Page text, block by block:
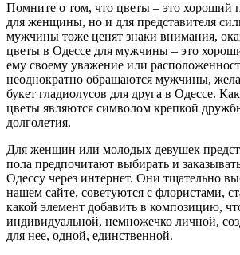
Помните о том, что цветы – это хороший
для женщины, но и для представителя
мужчины тоже ценят знаки внимания,
цветы в Одессе для мужчины – это
ему своему уважение или
неоднократно обращаются мужчины,
букет гладиолусов для друга в Одессе.
цветы являются символом крепкой
долголетия.
Для женщин или молодых девушек
пола предпочитают выбирать и
Одессу через интернет. Они тщательно
нашем сайте, советуются с флористами,
какой элемент добавить в композицию,
индивидуальной, немножечко личной,
для нее, одной, единственной.